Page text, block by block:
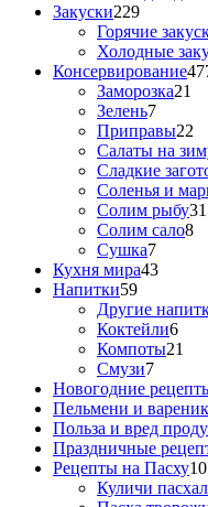
Закуски229
Горячие
Холодные
Консервирование
Заморозка21
Зелень7
Приправы22
Салаты на
Сладкие
Соленья и
Солим рыбу31
Солим сало8
Сушка7
Кухня мира43
Напитки59
Другие
Коктейли6
Компоты21
Смузи7
Новогодние
Пельмени и
Польза и вред
Праздничные
Рецепты на Пасху
Куличи